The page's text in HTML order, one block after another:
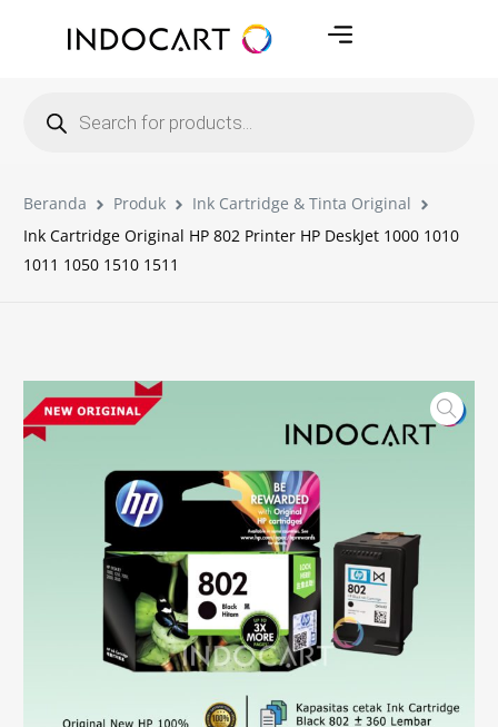
Beranda Produk
Ink Cartridge & Tinta Original
Ink Cartridge Original HP 802 Printer HP DeskJet 1000 1010
1011 1050 1510 1511